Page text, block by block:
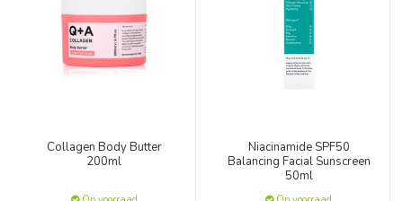
Collagen Body Butter
200ml
Niacinamide SPF50
Balancing Facial Sunscreen
50ml